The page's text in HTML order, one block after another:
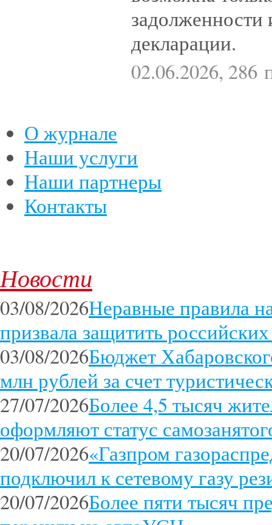
задолженности
декларации.
02.06.2026, 286
О журнале
Наши услуги
Наши партнеры
Контакты
Новости
03/08/2026Неравные правила
призвала защитить
03/08/2026Бюджет
млн рублей за счет
27/07/2026Более 4,5 тысяч
оформляют статус
20/07/2026«Газпром
подключил к сетевому газу
20/07/2026Более пяти тысяч